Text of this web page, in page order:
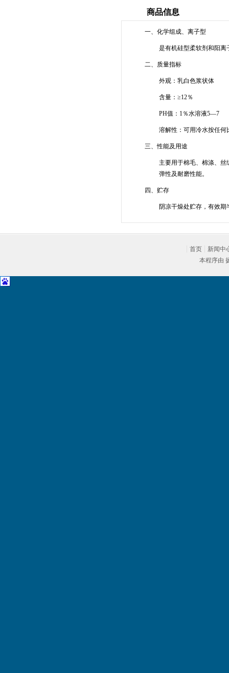
商品信息
一、 化学组成、离子型
是有机硅型柔软剂和阳离
二、质量指标
外观：乳白色浆状体
含量： ≥12％
PH值： 1％水溶液5—7
溶解性：可用冷水按任何
三、性能及用途
主要用于棉毛、棉涤、
弹性及耐磨性能。
四 、贮存
阴凉干燥处贮存，有效期
首页
新闻中
本程序由